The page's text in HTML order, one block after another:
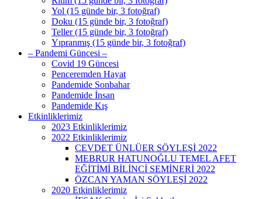
Yol (15 günde bir, 3 fotoğraf)
Doku (15 günde bir, 3 fotoğraf)
Teller (15 günde bir, 3 fotoğraf)
Yıpranmış (15 günde bir, 3 fotoğraf)
– Pandemi Güncesi –
Covid 19 Güncesi
Penceremden Hayat
Pandemide Sonbahar
Pandemide İnsan
Pandemide Kış
Etkinliklerimiz
2023 Etkinliklerimiz
2022 Etkinliklerimiz
CEVDET ÜNLÜER SÖYLEŞİ 2022
MEBRUR HATUNOĞLU TEMEL AFET
EĞİTİMİ BİLİNCİ SEMİNERİ 2022
ÖZCAN YAMAN SÖYLEŞİ 2022
2020 Etkinliklerimiz